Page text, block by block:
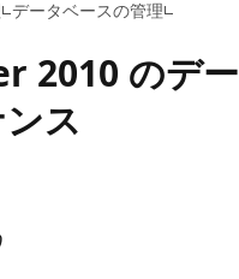
データベースの管理
2010 のデー
ス